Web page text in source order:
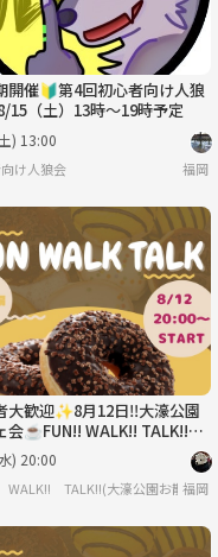
開催🔰第4回初心者向け人狼
15（土）13時〜19時予定
) 13:00
け人狼会 福岡
大歓迎✨8月12日‼️大濠公園
会☕️FUN!! WALK!! TALK!!
) 20:00
WALK!! TALK!!(大濠公園お散歩
福岡